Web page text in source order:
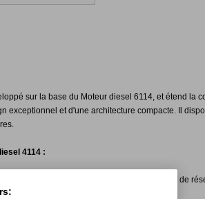
sur la base du Moteur diesel 6114, et étend la
exceptionnel et d'une architecture compacte. Il
4114 :
de 147kw et un coefficient du couple de
similaires quatre cylindrés vertical.